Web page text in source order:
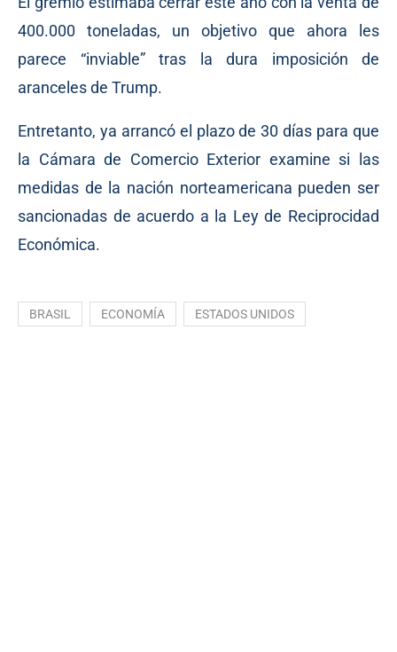
400.000 toneladas, un objetivo que ahora les
parece “inviable” tras la dura imposición de
aranceles de Trump.
Entretanto, ya arrancó el plazo de 30 días para que
la Cámara de Comercio Exterior examine si las
medidas de la nación norteamericana pueden ser
sancionadas de acuerdo a la Ley de Reciprocidad
Económica.
BRASIL ECONOMÍA ESTADOS UNIDOS